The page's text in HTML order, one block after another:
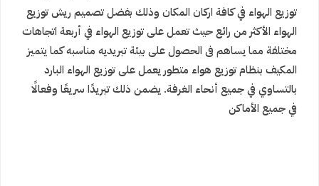
توزيع الهواء في كافة اركان المكان وذلك بفضل تصميم ريش توزيع
الهواء الأكثر من رائع حيث تعمل على توزيع الهواء في أربعة اتجاهات
مختلفة مما يساهم فى الحصول على بيئة تبريديه مناسبه كما يتميز
المكيف بنظام توزيع هواء متطور يعمل على توزيع الهواء البارد
بالتساوي في جميع أنحاء الغرفة. يضمن ذلك تبريدًا سريعًا وفعالًا
في جميع الأماكن